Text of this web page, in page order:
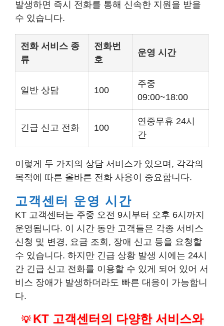
발생하면 즉시 전화를 통해 신속한 지원을 받을
수 있습니다.
전화 서비스 종
류
전화번
호
운영 시간
일반 상담 100
주중
09:00~18:00
긴급 신고 전화 100
연중무휴 24시
간
이렇게 두 가지의 상담 서비스가 있으며, 각각의
목적에 따른 올바른 전화 사용이 중요합니다.
고객센터 운영 시간
KT 고객센터는 주중 오전 9시부터 오후 6시까지
운영됩니다. 이 시간 동안 고객들은 각종 서비스
신청 및 변경, 요금 조회, 장애 신고 등을 요청할
수 있습니다. 하지만 긴급 상황 발생 시에는 24시
간 긴급 신고 전화를 이용할 수 있게 되어 있어 서
비스 장애가 발생하더라도 빠른 대응이 가능합니
다.
💡 KT 고객센터의 다양한 서비스와